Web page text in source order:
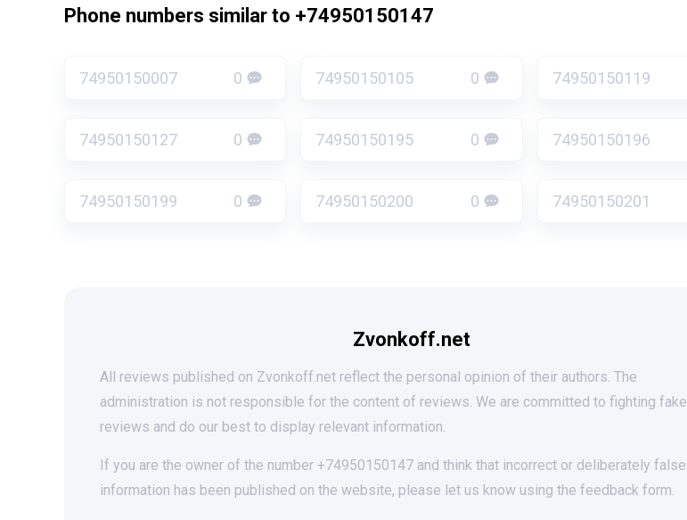
Phone numbers similar to +74950150147
74950150007 0 74950150105 0 74950150119
74950150127 0 74950150195 0 74950150196
74950150199 0 74950150200 0 74950150201
Zvonkoff.net
All reviews published on Zvonkoff.net reflect the personal opinion of their authors. The
administration is not responsible for the content of reviews. We are committed to fighting fake
reviews and do our best to display relevant information.
If you are the owner of the number +74950150147 and think that incorrect or deliberately false
information has been published on the website, please let us know using the feedback form.